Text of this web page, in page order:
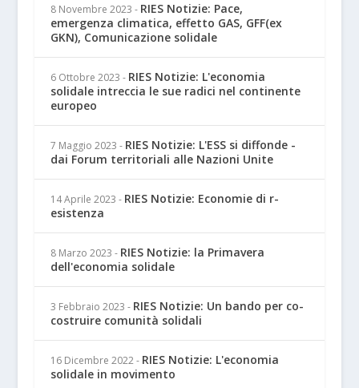
8 Novembre 2023 - RIES Notizie: Pace,
emergenza climatica, effetto GAS, GFF(ex
GKN), Comunicazione solidale
6 Ottobre 2023 - RIES Notizie: L'economia
solidale intreccia le sue radici nel continente
europeo
7 Maggio 2023 - RIES Notizie: L'ESS si diffonde -
dai Forum territoriali alle Nazioni Unite
14 Aprile 2023 - RIES Notizie: Economie di r-
esistenza
8 Marzo 2023 - RIES Notizie: la Primavera
dell'economia solidale
3 Febbraio 2023 - RIES Notizie: Un bando per co-
costruire comunità solidali
16 Dicembre 2022 - RIES Notizie: L'economia
solidale in movimento